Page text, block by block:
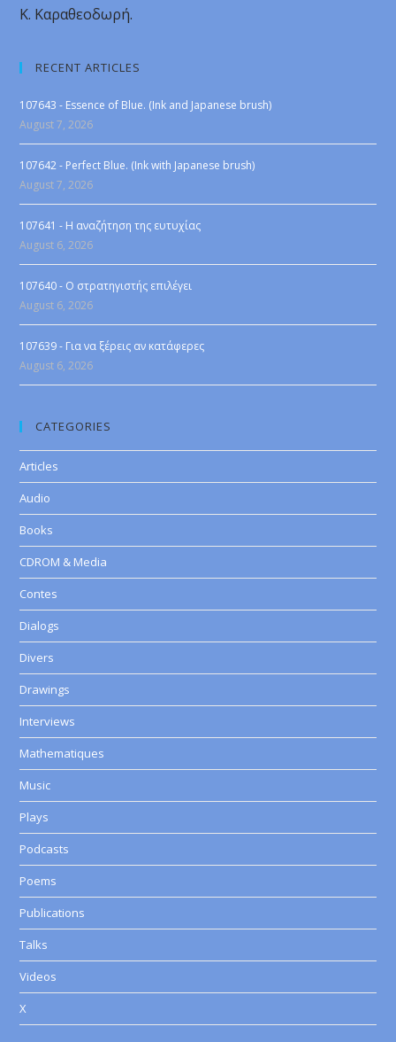
Κ. Καραθεοδωρή.
RECENT ARTICLES
107643 - Essence of Blue. (Ink and Japanese brush)
August 7, 2026
107642 - Perfect Blue. (Ink with Japanese brush)
August 7, 2026
107641 - Η αναζήτηση της ευτυχίας
August 6, 2026
107640 - Ο στρατηγιστής επιλέγει
August 6, 2026
107639 - Για να ξέρεις αν κατάφερες
August 6, 2026
CATEGORIES
Articles
Audio
Books
CDROM & Media
Contes
Dialogs
Divers
Drawings
Interviews
Mathematiques
Music
Plays
Podcasts
Poems
Publications
Talks
Videos
X